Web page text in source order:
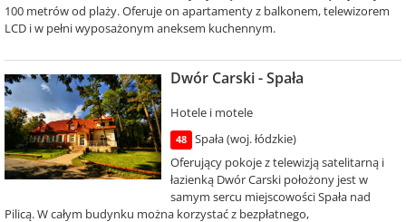
100 metrów od plaży. Oferuje on apartamenty z balkonem, telewizorem
LCD i w pełni wyposażonym aneksem kuchennym.
Dwór Carski - Spała
Hotele i motele
48
Spała (woj. łódzkie)
Oferujący pokoje z telewizją satelitarną i
łazienką Dwór Carski położony jest w
samym sercu miejscowości Spała nad
Pilicą. W całym budynku można korzystać z bezpłatnego,